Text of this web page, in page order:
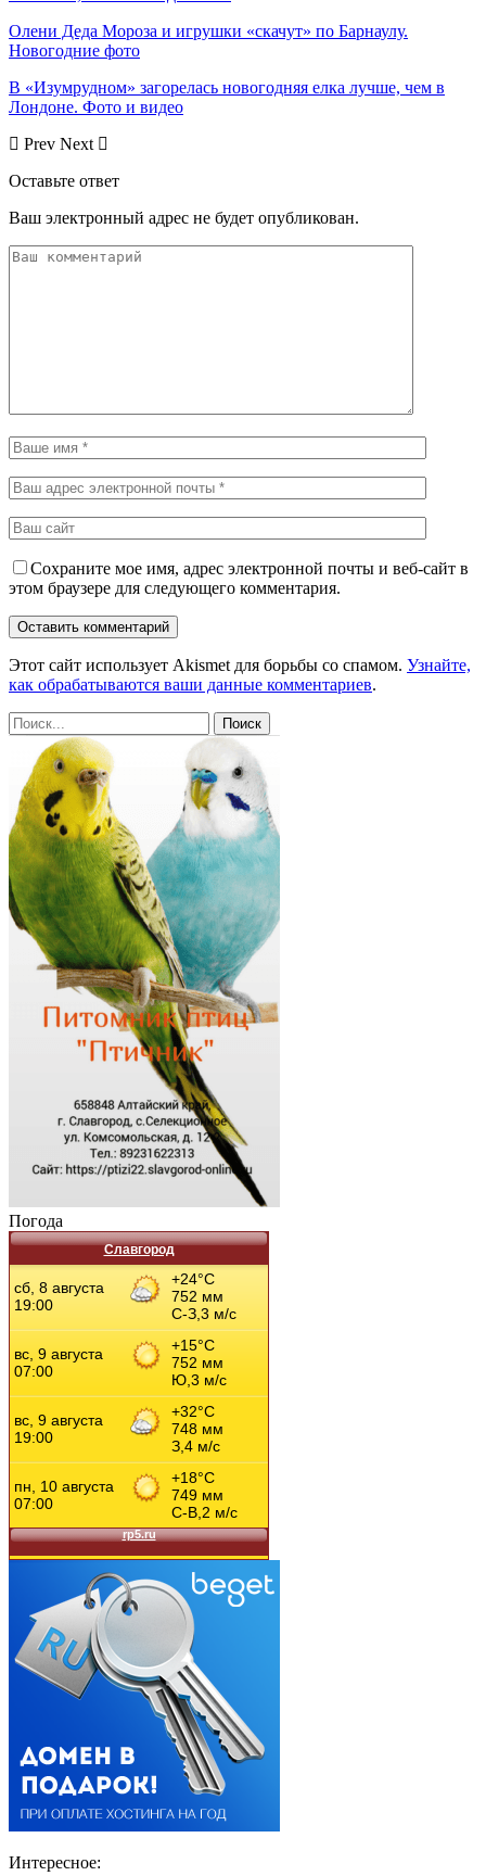
Олени Деда Мороза и игрушки «скачут» по Барнаулу.
Новогодние фото
В «Изумрудном» загорелась новогодняя елка лучше, чем в
Лондоне. Фото и видео
Prev Next
Оставьте ответ
Ваш электронный адрес не будет опубликован.
Сохраните мое имя, адрес электронной почты и веб-сайт в
этом браузере для следующего комментария.
Этот сайт использует Akismet для борьбы со спамом. Узнайте,
как обрабатываются ваши данные комментариев.
Погода
Славгород
Интересное: